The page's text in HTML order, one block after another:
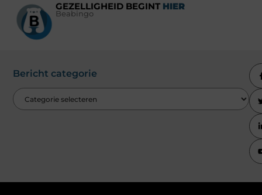
GEZELLIGHEID BEGINT HIER
Beabingo
Bericht categorie